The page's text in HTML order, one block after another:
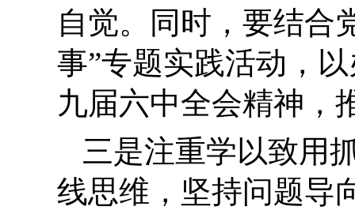
自觉。
同时，要结合
事”专题实践活动 ，
九届六中全会精神，
三是注重学以致用
线思维，坚持问题导